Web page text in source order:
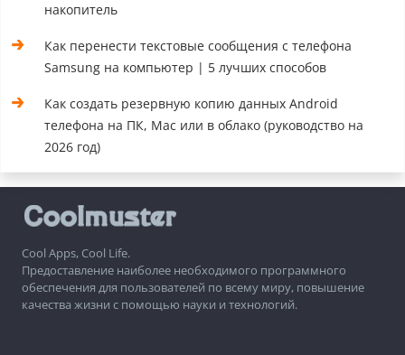
накопитель
Как перенести текстовые сообщения с телефона
Samsung на компьютер | 5 лучших способов
Как создать резервную копию данных Android
телефона на ПК, Mac или в облако (руководство на
2026 год)
Cool Apps, Cool Life.
Предоставление наиболее необходимого программного
обеспечения для пользователей по всему миру, повышение
качества жизни с помощью науки и технологий.